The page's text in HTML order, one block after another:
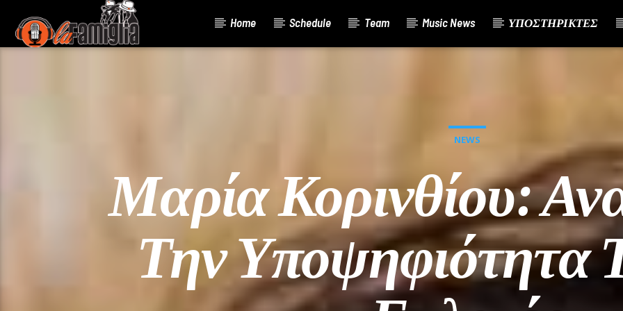
Home Schedule Team Music News ΥΠΟΣΤΗΡΙΚΤΕΣ
NEWS
Μαρία Κορινθίου:
Την Υποψηφιότητα